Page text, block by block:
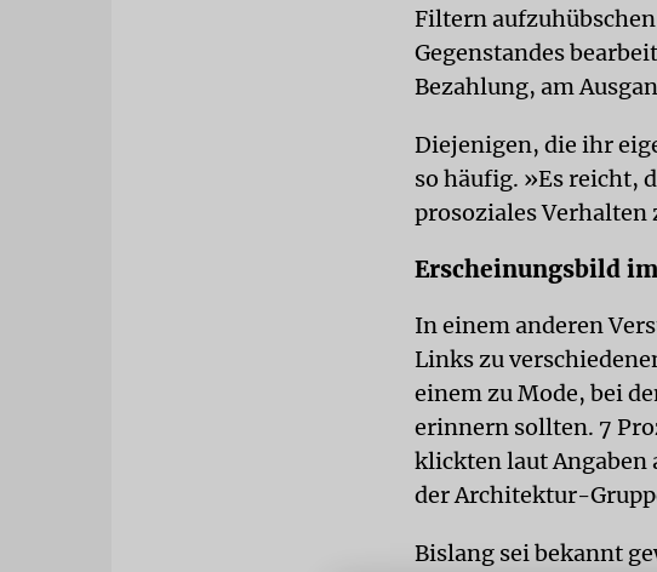
Filtern
Gegenstandes
Bezahlung, am
Diejenigen, die ihr
so häufig. »Es reicht,
prosoziales Verhalten
Erscheinungsbild
In einem anderen
Links zu
einem zu Mode, bei
erinnern sollten. 7
klickten laut Angaben
der Architektur-
Bislang sei bekannt